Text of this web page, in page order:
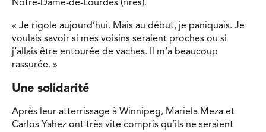
Notre-Dame-de-Lourdes (rires).
« Je rigole aujourd’hui. Mais au début, je paniquais. Je
voulais savoir si mes voisins seraient proches ou si
j’allais être entourée de vaches. Il m’a beaucoup
rassurée. »
Une solidarité
Après leur atterrissage à Winnipeg, Mariela Meza et
Carlos Yahez ont très vite compris qu’ils ne seraient